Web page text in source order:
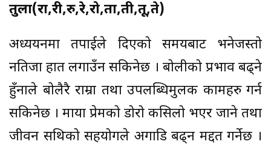
तुला(रा,री,रु,रे,रो,ता,ती,तू,ते)
अध्ययनमा तपाईले दिएको समयबाट भनेजस्तो
नतिजा हात लगाउँन सकिनेछ । बोलीको प्रभाव बढ्ने
हुँनाले बोलैरै राम्रा तथा उपलब्धिमुलक कामहरु गर्न
सकिनेछ । माया प्रेमको डोरो कसिलो भएर जाने तथा
जीवन सथिको सहयोगले अगाडि बढ्न मद्दत गर्नेछ ।